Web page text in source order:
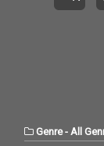
Genre-All